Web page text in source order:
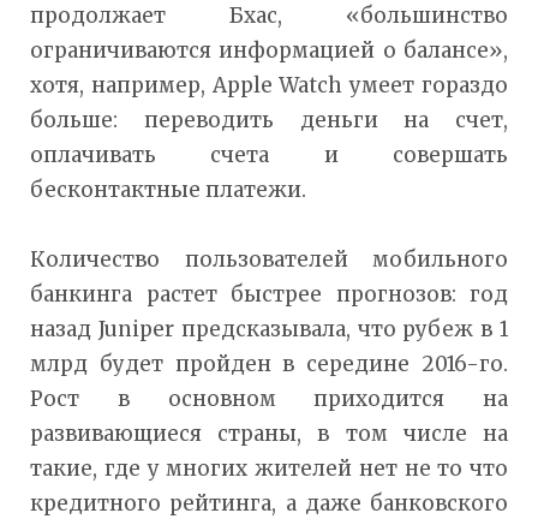
продолжает Бхас, «большинство
ограничиваются информацией о балансе»,
хотя, например, Apple Watch умеет гораздо
больше: переводить деньги на счет,
оплачивать счета и совершать
бесконтактные платежи.
Количество пользователей мобильного
банкинга растет быстрее прогнозов: год
назад Juniper предсказывала, что рубеж в 1
млрд будет пройден в середине 2016-го.
Рост в основном приходится на
развивающиеся страны, в том числе на
такие, где у многих жителей нет не то что
кредитного рейтинга, а даже банковского